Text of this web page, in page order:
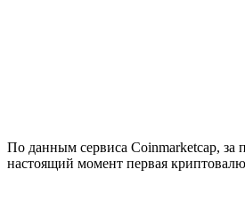
По данным сервиса Coinmarketcap,
настоящий момент первая